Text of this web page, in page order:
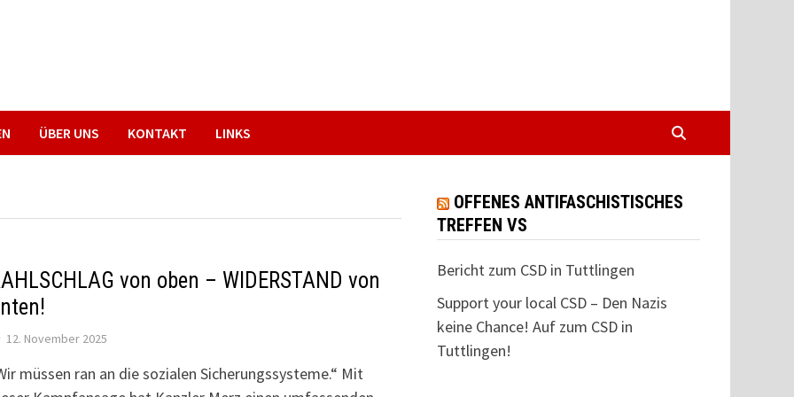
ÜBER UNS KONTAKT LINKS
von oben – WIDERSTAND von
12. November 2025
müssen ran an die sozialen Sicherungssysteme.“ Mit
OFFENES ANTIFASCHISTISCHES
TREFFEN VS
Bericht zum CSD in Tuttlingen
Support your local CSD – Den Nazis
keine Chance! Auf zum CSD in
Tuttlingen!